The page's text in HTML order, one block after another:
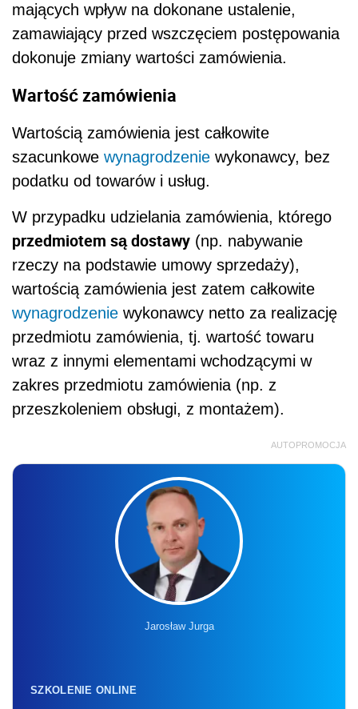
mających wpływ na dokonane ustalenie,
zamawiający przed wszczęciem postępowania
dokonuje zmiany wartości zamówienia.
Wartość zamówienia
Wartością zamówienia jest całkowite
szacunkowe wynagrodzenie wykonawcy, bez
podatku od towarów i usług.
W przypadku udzielania zamówienia, którego
przedmiotem są dostawy (np. nabywanie
rzeczy na podstawie umowy sprzedaży),
wartością zamówienia jest zatem całkowite
wynagrodzenie wykonawcy netto za realizację
przedmiotu zamówienia, tj. wartość towaru
wraz z innymi elementami wchodzącymi w
zakres przedmiotu zamówienia (np. z
przeszkoleniem obsługi, z montażem).
AUTOPROMOCJA
Jarosław Jurga
SZKOLENIE ONLINE